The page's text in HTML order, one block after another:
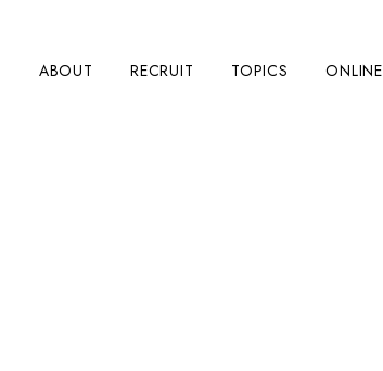
ABOUT RECRUIT TOPICS ONLINE